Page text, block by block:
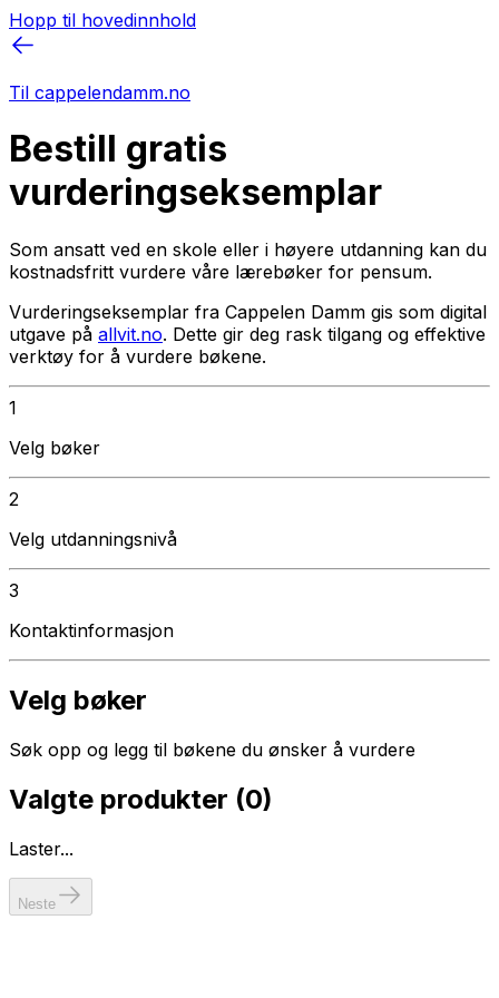
Hopp til hovedinnhold
Til cappelendamm.no
Bestill gratis
vurderingseksemplar
Som ansatt ved en skole eller i høyere utdanning kan du
kostnadsfritt vurdere våre lærebøker for pensum.
Vurderingseksemplar fra Cappelen Damm gis som digital
utgave på allvit.no. Dette gir deg rask tilgang og effektive
verktøy for å vurdere bøkene.
1
Velg bøker
2
Velg utdanningsnivå
3
Kontaktinformasjon
Velg bøker
Søk opp og legg til bøkene du ønsker å vurdere
Valgte produkter (0)
Laster...
Neste